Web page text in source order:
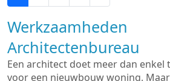
Werkzaamheden
Architectenbureau
Een architect doet meer dan enkel
voor een nieuwbouw woning.